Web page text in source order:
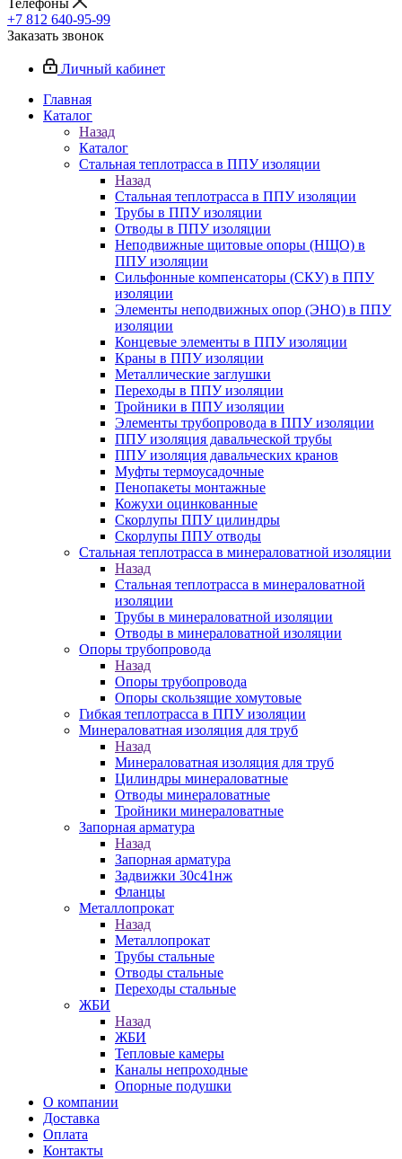
Телефоны
+7 812 640-95-99
Заказать звонок
Личный кабинет
Главная
Каталог
Назад
Каталог
Стальная теплотрасса в ППУ изоляции
Назад
Стальная теплотрасса в ППУ изоляции
Трубы в ППУ изоляции
Отводы в ППУ изоляции
Неподвижные щитовые опоры (НЩО) в
ППУ изоляции
Cильфонные компенсаторы (СКУ) в ППУ
изоляции
Элементы неподвижных опор (ЭНО) в ППУ
изоляции
Концевые элементы в ППУ изоляции
Краны в ППУ изоляции
Металлические заглушки
Переходы в ППУ изоляции
Тройники в ППУ изоляции
Элементы трубопровода в ППУ изоляции
ППУ изоляция давальческой трубы
ППУ изоляция давальческих кранов
Муфты термоусадочные
Пенопакеты монтажные
Кожухи оцинкованные
Скорлупы ППУ цилиндры
Скорлупы ППУ отводы
Стальная теплотрасса в минераловатной изоляции
Назад
Стальная теплотрасса в минераловатной
изоляции
Трубы в минераловатной изоляции
Отводы в минераловатной изоляции
Опоры трубопровода
Назад
Опоры трубопровода
Опоры скользящие хомутовые
Гибкая теплотрасса в ППУ изоляции
Минераловатная изоляция для труб
Назад
Минераловатная изоляция для труб
Цилиндры минераловатные
Отводы минераловатные
Тройники минераловатные
Запорная арматура
Назад
Запорная арматура
Задвижки 30с41нж
Фланцы
Металлопрокат
Назад
Металлопрокат
Трубы стальные
Отводы стальные
Переходы стальные
ЖБИ
Назад
ЖБИ
Тепловые камеры
Каналы непроходные
Опорные подушки
О компании
Доставка
Оплата
Контакты